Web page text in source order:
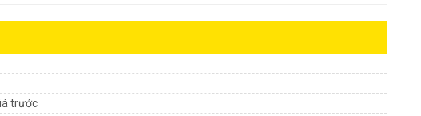
trước